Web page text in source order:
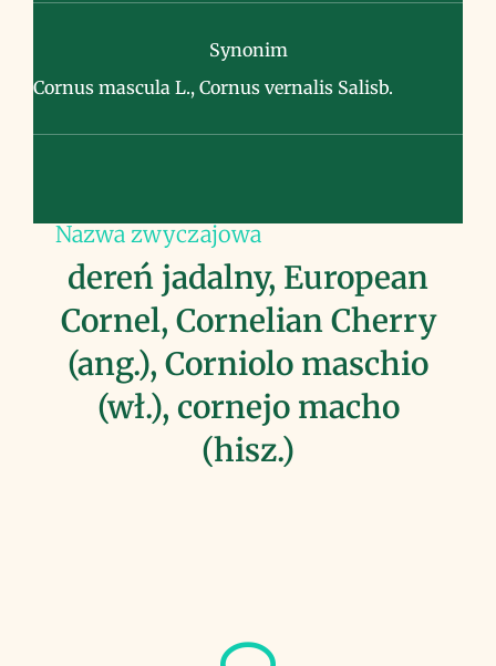
Synonim
Cornus mascula L., Cornus vernalis Salisb.
Nazwa zwyczajowa
dereń jadalny, European
Cornel, Cornelian Cherry
(ang.), Corniolo maschio
(wł.), cornejo macho
(hisz.)